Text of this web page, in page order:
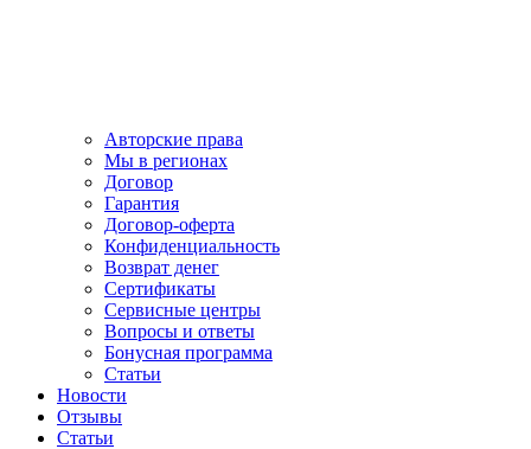
Авторские права
Мы в регионах
Договор
Гарантия
Договор-оферта
Конфиденциальность
Возврат денег
Сертификаты
Сервисные центры
Вопросы и ответы
Бонусная программа
Статьи
Новости
Отзывы
Статьи